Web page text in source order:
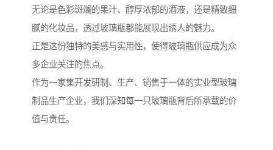
无论是色彩斑斓的果汁、醇厚浓郁的酒液，还是精致细
腻的化妆品，透过玻璃瓶都能展现出诱人的魅力。
正是这份独特的美感与实用性，使得玻璃瓶供应成为众
多企业关注的焦点。
作为一家集开发研制、生产、销售于一体的实业型玻璃
制品生产企业，我们深知每一只玻璃瓶背后所承载的价
值与责任。